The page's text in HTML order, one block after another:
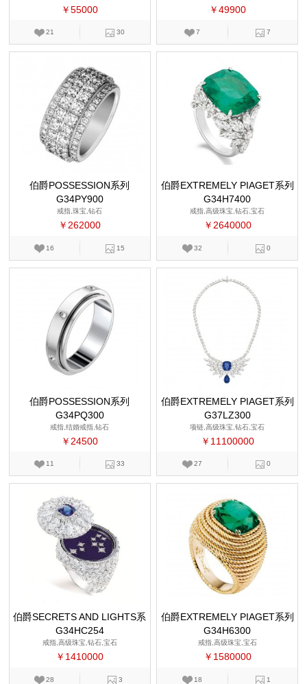
￥55000
21 30
￥49900
7 7
伯爵POSSESSION系列
G34PY900
戒指,珠宝,钻石
￥262000
16 15
伯爵EXTREMELY PIAGET系列
G34H7400
戒指,高级珠宝,钻石,宝石
￥2640000
32 0
伯爵POSSESSION系列
G34PQ300
戒指,结婚戒指,钻石
￥24500
11 33
伯爵EXTREMELY PIAGET系列
G37LZ300
项链,高级珠宝,钻石,宝石
￥11100000
27 0
伯爵SECRETS AND LIGHTS系
列
G34HC254
戒指,高级珠宝,钻石,宝石
￥1410000
28 3
伯爵EXTREMELY PIAGET系列
G34H6300
戒指,高级珠宝,宝石
￥1580000
18 1